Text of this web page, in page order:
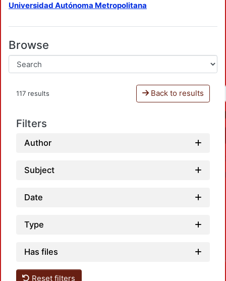
Universidad Autónoma Metropolitana
Browse
117 results Back to results
Filters
Author
Subject
Date
Type
Has files
Reset filters